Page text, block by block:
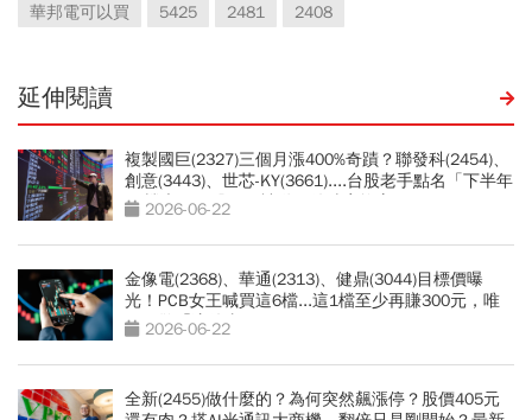
華邦電可以買
5425 2481 2408
延伸閱讀
複製國巨(2327)三個月漲400%奇蹟？聯發科(2454)、
創意(3443)、世芯-KY(3661)....台股老手點名「下半年
17檔大黑馬股」：被動元件噴完換它
2026-06-22
金像電(2368)、華通(2313)、健鼎(3044)目標價曝
光！PCB女王喊買這6檔...這1檔至少再賺300元，唯
一示警「這件事」
2026-06-22
全新(2455)做什麼的？為何突然飆漲停？股價405元